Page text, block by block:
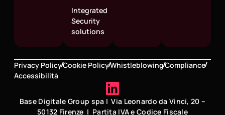
Integrated
Security
solutions
Privacy PolicyCookie PolicyWhistleblowingCompliance
Accessibilità
Base Digitale Group spa | Via Leonardo da Vinci, 20 –
50132 Firenze | Partita IVA e Codice Fiscale